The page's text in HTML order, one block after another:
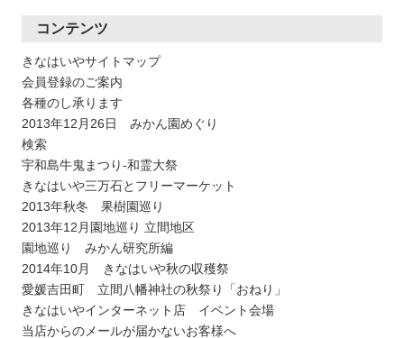
コンテンツ
きなはいやサイトマップ
会員登録のご案内
各種のし承ります
2013年12月26日 みかん園めぐり
検索
宇和島牛鬼まつり-和霊大祭
きなはいや三万石とフリーマーケット
2013年秋冬 果樹園巡り
2013年12月園地巡り 立間地区
園地巡り みかん研究所編
2014年10月 きなはいや秋の収穫祭
愛媛吉田町 立間八幡神社の秋祭り「おねり」
きなはいやインターネット店 イベント会場
当店からのメールが届かないお客様へ